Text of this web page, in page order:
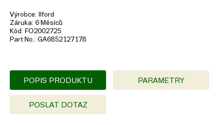
Výrobce
Ilford
Záruka 6 Měsíců
Kód
FO2002725
Part No. GA6852127178
POPIS PRODUKTU PARAMETRY
POSLAT DOTAZ